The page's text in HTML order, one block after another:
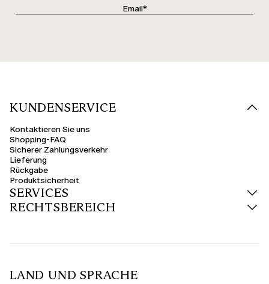
KUNDENSERVICE
Kontaktieren Sie uns
Shopping-FAQ
Sicherer Zahlungsverkehr
Lieferung
Rückgabe
Produktsicherheit
SERVICES
RECHTSBEREICH
LAND UND SPRACHE